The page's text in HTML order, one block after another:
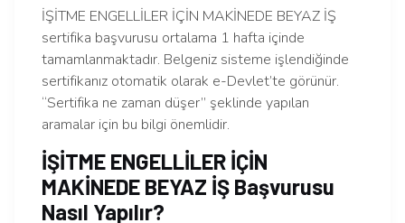
İŞİTME ENGELLİLER İÇİN MAKİNEDE BEYAZ İŞ
sertifika başvurusu ortalama 1 hafta içinde
tamamlanmaktadır. Belgeniz sisteme işlendiğinde
sertifikanız otomatik olarak e-Devlet’te görünür.
“Sertifika ne zaman düşer” şeklinde yapılan
aramalar için bu bilgi önemlidir.
İŞİTME ENGELLİLER İÇİN
MAKİNEDE BEYAZ İŞ Başvurusu
Nasıl Yapılır?